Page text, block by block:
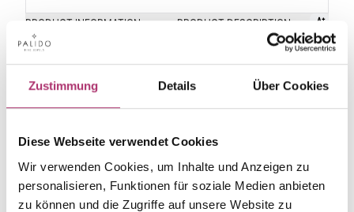
Zustimmung Details Über Cookies
Diese Webseite verwendet Cookies
Wir verwenden Cookies, um Inhalte und Anzeigen zu
personalisieren, Funktionen für soziale Medien anbieten
zu können und die Zugriffe auf unsere Website zu
PRODUCT INFORMATION PRODUCT DESCRIPTION
Kreuz
Gold
EAN
Alternative
Metal Fineness
Metal Color